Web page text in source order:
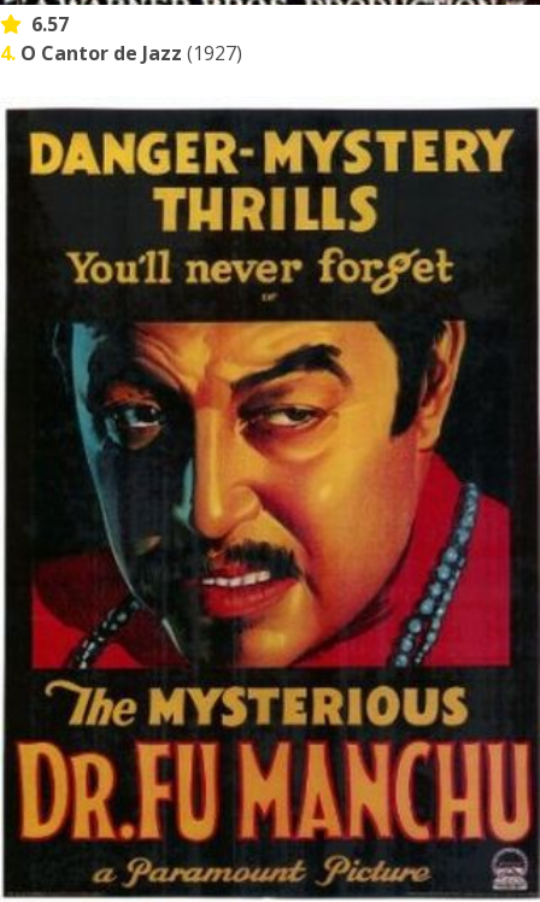
6.57
4. O Cantor de Jazz (1927)